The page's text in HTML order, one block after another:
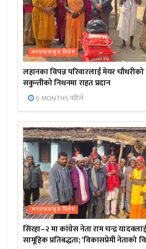
जनप्रभाबन्युज विशेष
लहानका विपन्न परिवारलाई मेयर
सकुन्तीको निधनमा राहत प्रदान
6 MONTHS पहिले
जनप्रभाबन्युज विशेष
सिरहा–२ मा कांग्रेस नेता राम चन्द्र
सामूहिक प्रतिबद्धता; ‘विकासप्रेमी नेताको